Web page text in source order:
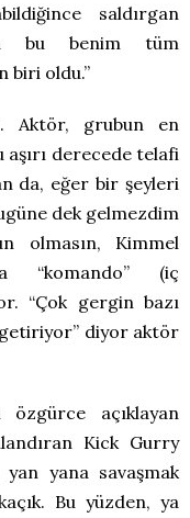
saldırgan
bu benim tüm
biri oldu.”
Aktör, grubun en
derecede telafi
da, eğer bir şeyleri
dek gelmezdim
olmasın, Kimmel
“komando” (iç
“Çok gergin bazı
diyor aktör
açıklayan
Kick Gurry
yana savaşmak
Bu yüzden, ya